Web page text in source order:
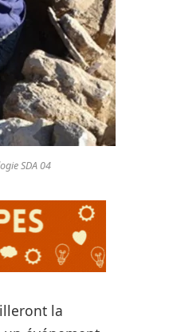
SDA 04
la